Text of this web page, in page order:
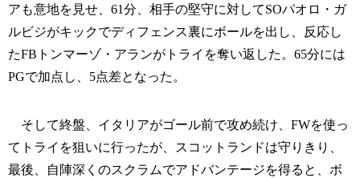
アも意地を見せ、61分、相手の堅守に対してSOパオロ・ガ
ルビジがキックでディフェンス裏にボールを出し、反応し
たFBトンマーゾ・アランがトライを奪い返した。65分には
PGで加点し、5点差となった。
そして終盤、イタリアがゴール前で攻め続け、FWを使っ
てトライを狙いに行ったが、スコットランドは守りきり、
最後、自陣深くのスクラムでアドバンテージを得ると、ボ